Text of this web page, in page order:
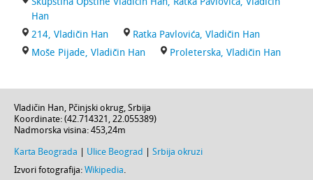
Han
214, Vladičin Han
Ratka Pavlovića, Vladičin Han
Moše Pijade, Vladičin Han
Proleterska, Vladičin Han
Vladičin Han, Pčinjski okrug, Srbija
Koordinate: (42.714321 , 22.055389)
Nadmorska visina: 453,24m
Karta Beograda Ulice Beograd
Srbija okruzi
Izvori fotografija: Wikipedia.